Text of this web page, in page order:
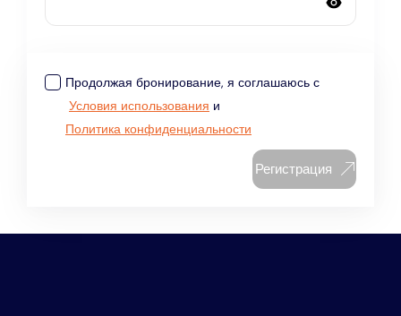
Продолжая бронирование, я соглашаюсь с
Условия использования и
Политика конфиденциальности
Регистрация